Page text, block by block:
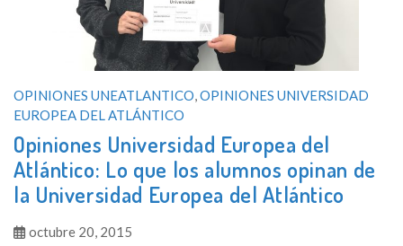
OPINIONES UNEATLANTICO,OPINIONES UNIVERSIDAD
EUROPEA DEL ATLÁNTICO
Opiniones Universidad Europea del
Atlántico: Lo que los alumnos opinan de
la Universidad Europea del Atlántico
octubre 20, 2015